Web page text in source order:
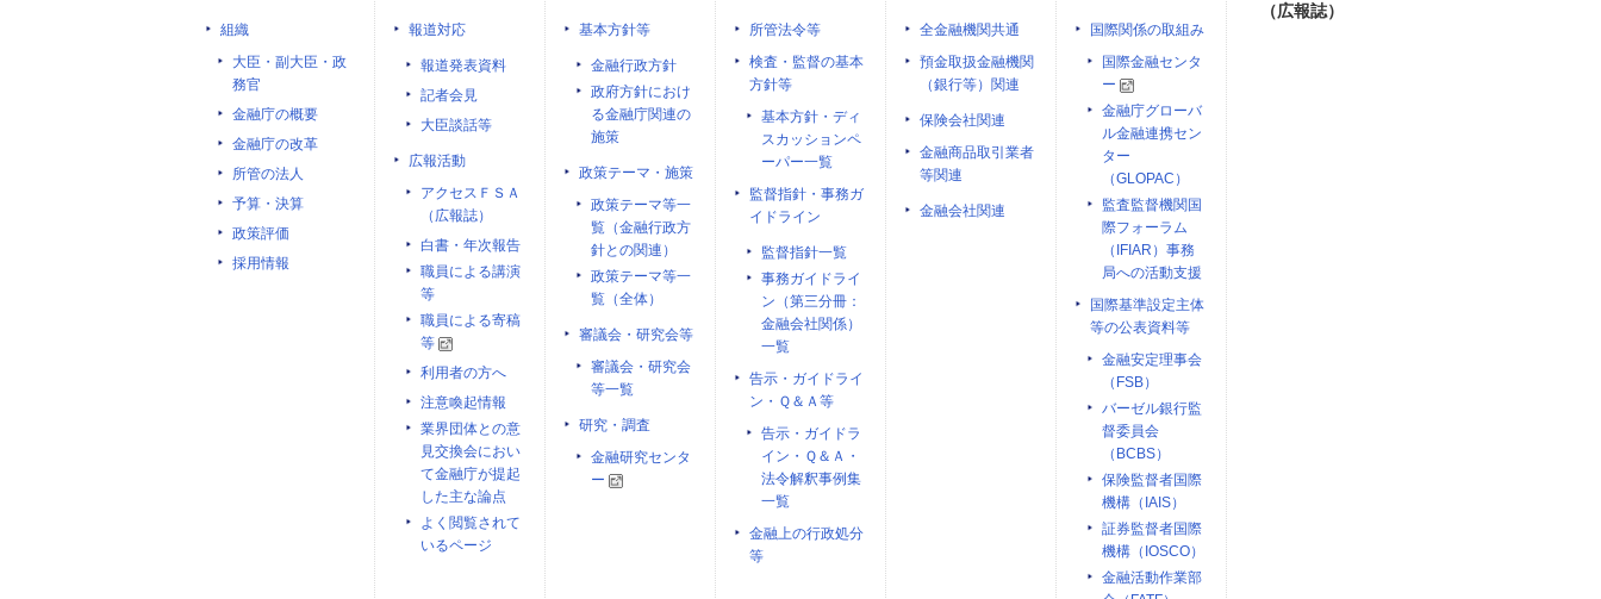
組織
大臣・副大臣・政
務官
金融庁の概要
金融庁の改革
所管の法人
予算・決算
政策評価
採用情報
報道対応
報道発表資料
記者会見
大臣談話等
広報活動
アクセスＦＳＡ
（広報誌）
白書・年次報告
職員による講演
等
職員による寄稿
等
利用者の方へ
注意喚起情報
業界団体との意
見交換会におい
て金融庁が提起
した主な論点
よく閲覧されて
いるページ
基本方針等
金融行政方針
政府方針におけ
る金融庁関連の
施策
政策テーマ・施策
政策テーマ等一
覧（金融行政方
針との関連）
政策テーマ等一
覧（全体）
審議会・研究会等
審議会・研究会
等一覧
研究・調査
金融研究センタ
ー
所管法令等
検査・監督の基本
方針等
基本方針・ディ
スカッションペ
ーパー一覧
監督指針・事務ガ
イドライン
監督指針一覧
事務ガイドライ
ン（第三分冊：
金融会社関係）
一覧
告示・ガイドライ
ン・Ｑ＆Ａ等
告示・ガイドラ
イン・Ｑ＆Ａ・
法令解釈事例集
一覧
金融上の行政処分
等
全金融機関共通
預金取扱金融機関
（銀行等）関連
保険会社関連
金融商品取引業者
等関連
金融会社関連
国際関係の取組み
国際金融センタ
ー
金融庁グローバ
ル金融連携セン
ター
（GLOPAC）
監査監督機関国
際フォーラム
（IFIAR）事務
局への活動支援
国際基準設定主体
等の公表資料等
金融安定理事会
（FSB）
バーゼル銀行監
督委員会
（BCBS）
保険監督者国際
機構（IAIS）
証券監督者国際
機構（IOSCO）
金融活動作業部
（広報誌）